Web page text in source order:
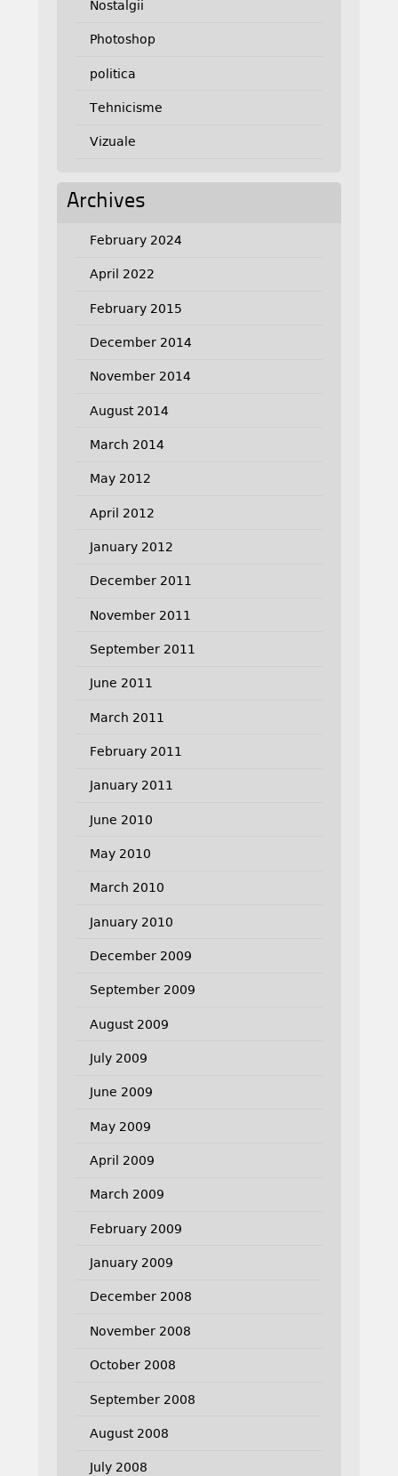
Nostalgii
Photoshop
politica
Tehnicisme
Vizuale
Archives
February 2024
April 2022
February 2015
December 2014
November 2014
August 2014
March 2014
May 2012
April 2012
January 2012
December 2011
November 2011
September 2011
June 2011
March 2011
February 2011
January 2011
June 2010
May 2010
March 2010
January 2010
December 2009
September 2009
August 2009
July 2009
June 2009
May 2009
April 2009
March 2009
February 2009
January 2009
December 2008
November 2008
October 2008
September 2008
August 2008
July 2008